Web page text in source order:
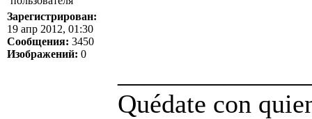
Зарегистрирован:
19 апр 2012, 01:30
Сообщения: 3450
Изображений: 0
Quédate con